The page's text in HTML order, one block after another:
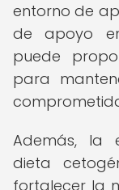
entorno de
de apoyo
puede
para
Además, la
dieta
fortalecer la